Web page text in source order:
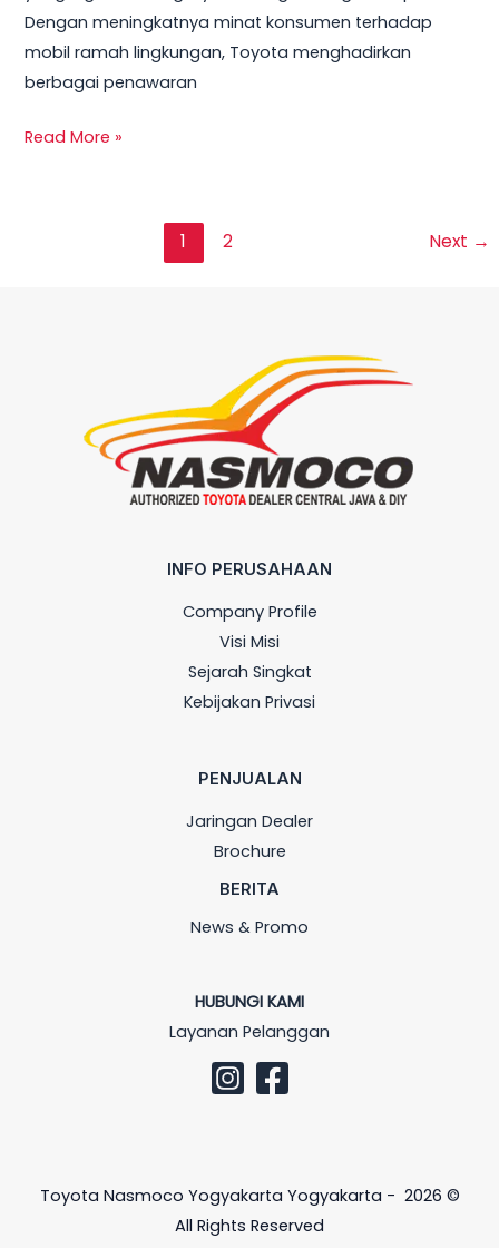
Dengan meningkatnya minat konsumen terhadap
mobil ramah lingkungan, Toyota menghadirkan
berbagai penawaran
Read More »
1 2 Next →
INFO PERUSAHAAN
Company Profile
Visi Misi
Sejarah Singkat
Kebijakan Privasi
PENJUALAN
Jaringan Dealer
Brochure
BERITA
News & Promo
HUBUNGI KAMI
Layanan Pelanggan
Toyota Nasmoco Yogyakarta Yogyakarta - 2026 ©
All Rights Reserved